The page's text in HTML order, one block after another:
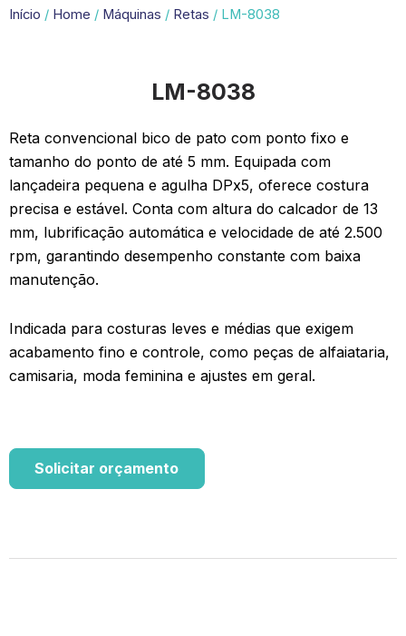
Início / Home / Máquinas / Retas / LM-8038
LM-8038
Reta convencional bico de pato com ponto fixo e
tamanho do ponto de até 5 mm. Equipada com
lançadeira pequena e agulha DPx5, oferece costura
precisa e estável. Conta com altura do calcador de 13
mm, lubrificação automática e velocidade de até 2.500
rpm, garantindo desempenho constante com baixa
manutenção.
Indicada para costuras leves e médias que exigem
acabamento fino e controle, como peças de alfaiataria,
camisaria, moda feminina e ajustes em geral.
Solicitar orçamento